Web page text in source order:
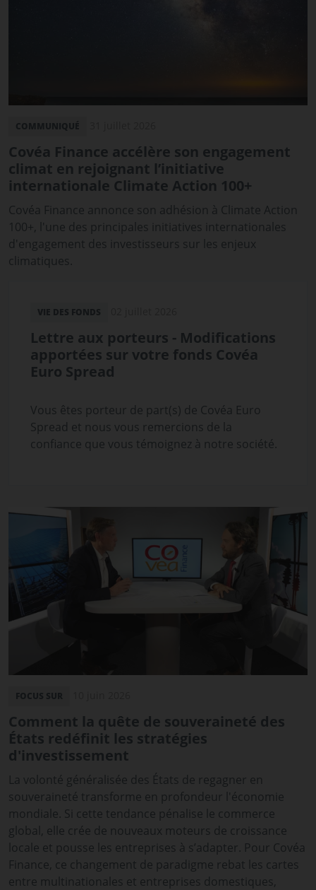
Covéa Finance accélère son engagement
climat en rejoignant l’initiative
internationale Climate Action 100+
Covéa Finance annonce son adhésion à Climate Action
100+, l'une des principales initiatives internationales
d'engagement des investisseurs sur les enjeux
climatiques.
VIE DES FONDS
Lettre aux porteurs - Modifications
apportées sur votre fonds Covéa
Euro Spread
Vous êtes porteur de part(s) de Covéa Euro
Spread et nous vous remercions de la
confiance que vous témoignez à notre société.
Comment la quête de souveraineté des
États redéfinit les stratégies
d'investissement
La volonté généralisée des États de regagner en
souveraineté transforme en profondeur l'économie
mondiale. Si cette tendance pénalise le commerce
global, elle crée de nouveaux moteurs de croissance
locale et pousse les entreprises à s’adapter. Pour Covéa
Finance, ce changement de paradigme rebat les cartes
entre multinationales et entreprises domestiques,